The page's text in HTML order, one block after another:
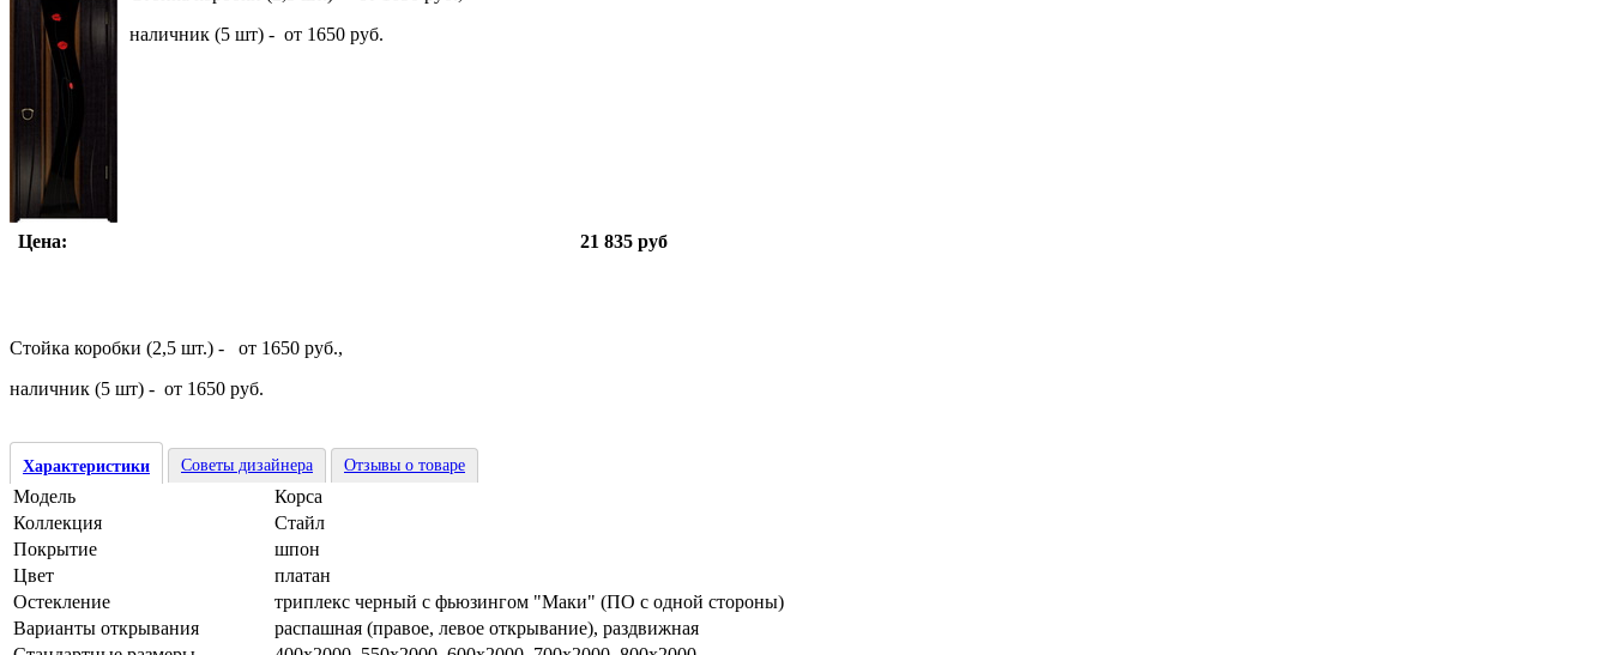
наличник (5 шт) - от 1650 руб.
Цена: 21 835 руб
Стойка коробки (2,5 шт.) - от 1650 руб.,
наличник (5 шт) - от 1650 руб.
Характеристики Советы дизайнера Отзывы о товаре
Модель
Корса
Коллекция
Стайл
Покрытие
шпон
Цвет
платан
Остекление
триплекс черный с фьюзингом "Маки" (ПО с одной стороны)
Варианты открывания
распашная (правое, левое открывание), раздвижная